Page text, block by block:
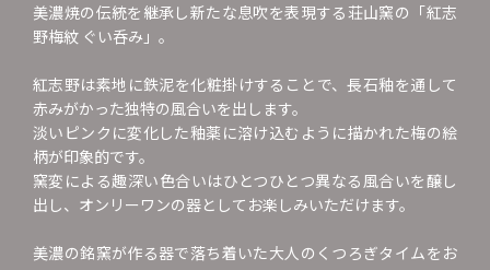
美濃焼の伝統を継承し新たな息吹を表現する荘山窯の「紅志
野梅紋 ぐい呑み」。
紅志野は素地に鉄泥を化粧掛けすることで、長石釉を通して
赤みがかった独特の風合いを出します。
淡いピンクに変化した釉薬に溶け込むように描かれた梅の絵
柄が印象的です。
窯変による趣深い色合いはひとつひとつ異なる風合いを醸し
出し、オンリーワンの器としてお楽しみいただけます。
美濃の銘窯が作る器で落ち着いた大人のくつろぎタイムをお